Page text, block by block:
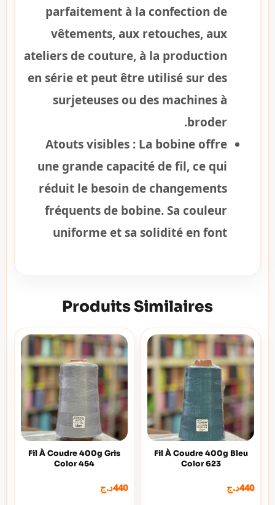
parfaitement à la confection de
vêtements, aux retouches, aux
ateliers de couture, à la production
en série et peut être utilisé sur des
surjeteuses ou des machines à
broder.
Atouts visibles : La bobine offre
une grande capacité de fil, ce qui
réduit le besoin de changements
fréquents de bobine. Sa couleur
uniforme et sa solidité en font
Produits Similaires
Fil À Coudre 400g Bleu
Color 623
440د.ج
Fil À Coudre 400g Gris
Color 454
440د.ج